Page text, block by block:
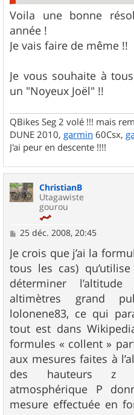
Voila une bonne
année !
Je vais faire de même !!
Je vous souhaite à
un "Noyeux Joël" !!
QBikes Seg 2 volé !!! mais
DUNE 2010, garmin 60Csx,
J'ai peur en descente !!!!
ChristianB
Utagawiste
gourou
M
s
s
a
g
e
25 déc. 2008, 20:45
Je crois que j’ai la
tous les cas)
déterminer
altimètres grand
lolonene83, ce qui
tout est dans
formules « collent »
aux mesures faites à
des hauteurs z
atmosphérique P
mesure effectuée en